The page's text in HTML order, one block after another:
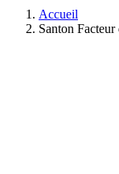
Accueil
Santon